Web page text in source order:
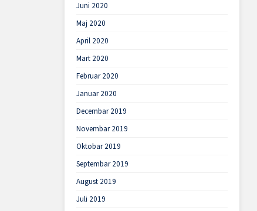
Juni 2020
Maj 2020
April 2020
Mart 2020
Februar 2020
Januar 2020
Decembar 2019
Novembar 2019
Oktobar 2019
Septembar 2019
August 2019
Juli 2019